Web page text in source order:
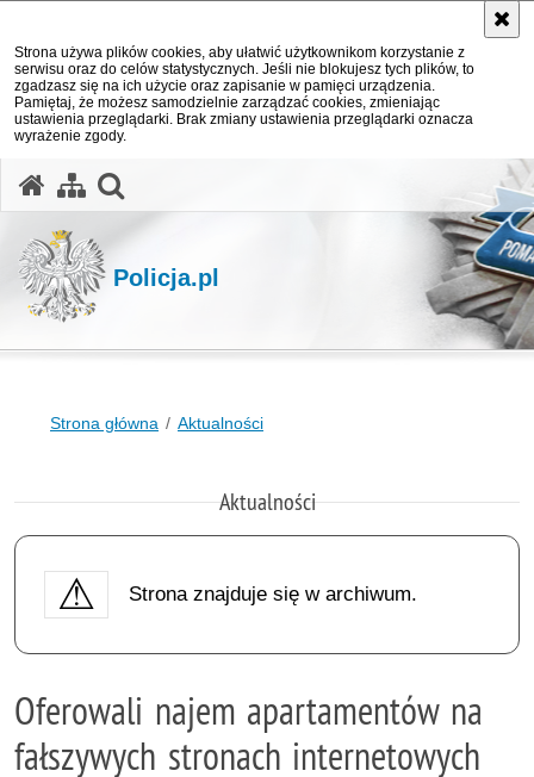
Strona używa plików cookies, aby ułatwić użytkownikom korzystanie z
serwisu oraz do celów statystycznych. Jeśli nie blokujesz tych plików, to
zgadzasz się na ich użycie oraz zapisanie w pamięci urządzenia.
Pamiętaj, że możesz samodzielnie zarządzać cookies, zmieniając
ustawienia przeglądarki. Brak zmiany ustawienia przeglądarki oznacza
wyrażenie zgody.
Policja.pl
Strona główna Aktualności
Aktualności
Strona znajduje się w archiwum.
Oferowali najem apartamentów na
fałszywych stronach internetowych